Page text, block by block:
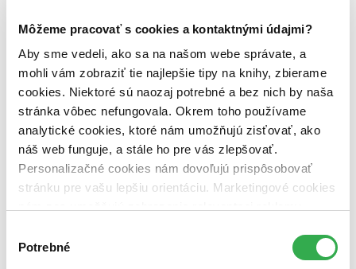
Môžeme pracovať s cookies a kontaktnými údajmi?
Aby sme vedeli, ako sa na našom webe správate, a
mohli vám zobraziť tie najlepšie tipy na knihy, zbierame
cookies. Niektoré sú naozaj potrebné a bez nich by naša
stránka vôbec nefungovala. Okrem toho používame
analytické cookies, ktoré nám umožňujú zisťovať, ako
náš web funguje, a stále ho pre vás zlepšovať.
Personalizačné cookies nám dovoľujú prispôsobovať
stránku pre vašu lepšiu orientáciu. Marketingové cookies
nám pomohlo, keby sme mohli používať všetky tieto
súhlasu
Potrebné
Simona Dragašeknapísala recenziu
03.01.2025 17:42
Dlho som rozmýšľala, ako túto knihu opísať. Nakoniec som prišla
na to, čo mi to pripomína. Videli ste niekedy Simpsonovcov? V
každej sérii sa nachádza jeden diel, tzv. Halloweensky špeciál. V
týchto dieloch sú rôzne viac či menej strašidelné a absurdné príbehy.
A presne do tohto konceptu mi zapadá aj kniha Ruzká klazika. Z
knihy som mala zmiešané pocity, miestami som krivila tvár hnusom.
Avšak musím vyzdvihnúť 3 poviedky, ktoré sa mi veľmi páčili:
dobra znesie človek v zdraví? Naopak neodporúčam čítať poviedky
Pritakal životu a Vzkriesenie... Tie sa mi naozaj nepáčili. S